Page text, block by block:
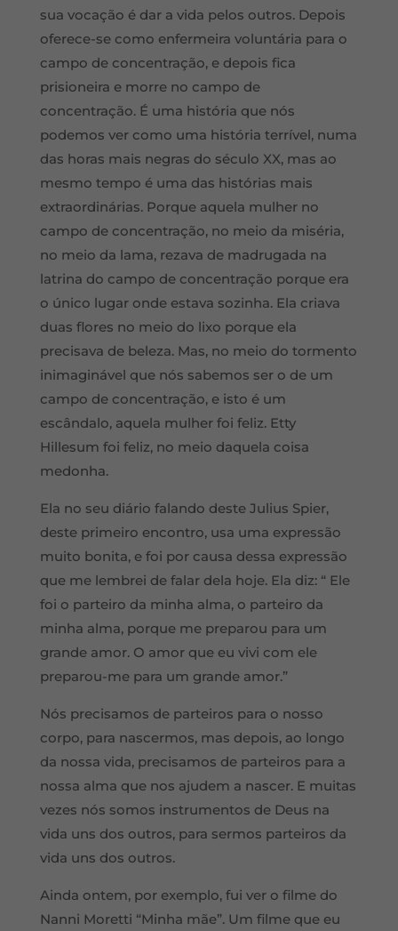
sua vocação é dar a vida pelos outros. Depois
oferece-se como enfermeira voluntária para o
campo de concentração, e depois fica
prisioneira e morre no campo de
concentração. É uma história que nós
podemos ver como uma história terrível, numa
das horas mais negras do século XX, mas ao
mesmo tempo é uma das histórias mais
extraordinárias. Porque aquela mulher no
campo de concentração, no meio da miséria,
no meio da lama, rezava de madrugada na
latrina do campo de concentração porque era
o único lugar onde estava sozinha. Ela criava
duas flores no meio do lixo porque ela
precisava de beleza. Mas, no meio do tormento
inimaginável que nós sabemos ser o de um
campo de concentração, e isto é um
escândalo, aquela mulher foi feliz. Etty
Hillesum foi feliz, no meio daquela coisa
medonha.
Ela no seu diário falando deste Julius Spier,
deste primeiro encontro, usa uma expressão
muito bonita, e foi por causa dessa expressão
que me lembrei de falar dela hoje. Ela diz: “ Ele
foi o parteiro da minha alma, o parteiro da
minha alma, porque me preparou para um
grande amor. O amor que eu vivi com ele
preparou-me para um grande amor.”
Nós precisamos de parteiros para o nosso
corpo, para nascermos, mas depois, ao longo
da nossa vida, precisamos de parteiros para a
nossa alma que nos ajudem a nascer. E muitas
vezes nós somos instrumentos de Deus na
vida uns dos outros, para sermos parteiros da
vida uns dos outros.
Ainda ontem, por exemplo, fui ver o filme do
Nanni Moretti “Minha mãe”. Um filme que eu